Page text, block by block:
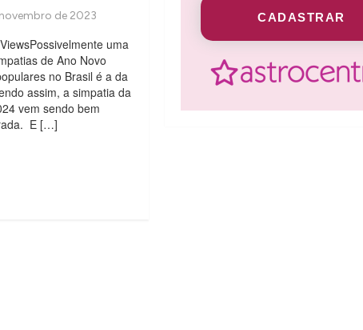
uma
de Ano Novo
no Brasil é a da
assim, a simpatia da
vem sendo bem
E […]
CADASTRAR